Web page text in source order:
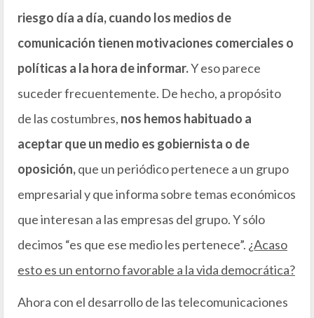
riesgo día a día, cuando los medios de
comunicación tienen motivaciones comerciales o
políticas a la hora de informar.Y eso parece
suceder frecuentemente. De hecho, a propósito
de las costumbres, nos hemos habituado a
aceptar que un medio es gobiernista o de
oposición,que un periódico pertenece a un grupo
empresarial y que informa sobre temas económicos
que interesan a las empresas del grupo. Y sólo
decimos “es que ese medio les pertenece”. ¿Acaso
esto es un entorno favorable a la vida democrática?
Ahora con el desarrollo de las telecomunicaciones